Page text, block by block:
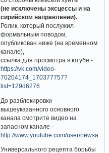
(не исключены эксцессы и на
сирийском направлении).
Ролик, который послужил
формальным поводом,
опубликован ниже (на временном
канале),
ссылка для просмотра в ютубе -
https://vk.com/video-
70204174_170377757?
list=129d6276
До разблокировки
вышеуказанного основного
канала смотрите видео на
запасном канале -
http://www.youtube.com/user/
Универсального рецепта борьбы